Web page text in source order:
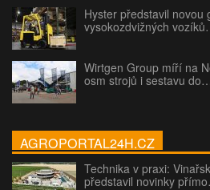
Hyster představil novou
vysokozdvižných
Wirtgen Group míří na
osm strojů i sestavu
AGROPORTAL24H.CZ
Technika v praxi:
představil novinky